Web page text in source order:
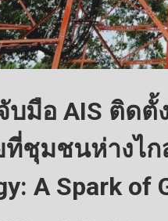
จับมือ AIS ติด
ชุมชนห่างไก
A Spark of